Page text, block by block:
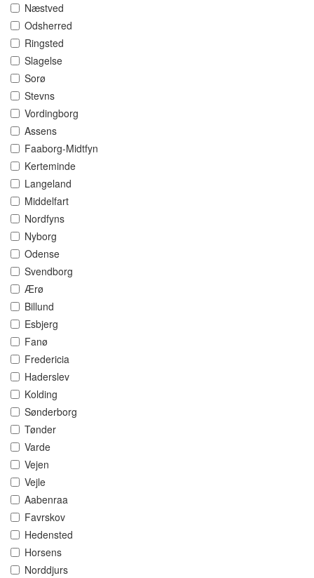
Næstved
Odsherred
Ringsted
Slagelse
Sorø
Stevns
Vordingborg
Assens
Faaborg-Midtfyn
Kerteminde
Langeland
Middelfart
Nordfyns
Nyborg
Odense
Svendborg
Ærø
Billund
Esbjerg
Fanø
Fredericia
Haderslev
Kolding
Sønderborg
Tønder
Varde
Vejen
Vejle
Aabenraa
Favrskov
Hedensted
Horsens
Norddjurs